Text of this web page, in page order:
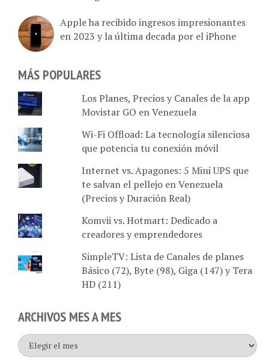
Apple ha recibido ingresos impresionantes
en 2023 y la última decada por el iPhone
MÁS POPULARES
Los Planes, Precios y Canales de la app
Movistar GO en Venezuela
Wi-Fi Offload: La tecnología silenciosa
que potencia tu conexión móvil
Internet vs. Apagones: 5 Mini UPS que
te salvan el pellejo en Venezuela
(Precios y Duración Real)
Komvii vs. Hotmart: Dedicado a
creadores y emprendedores
SimpleTV: Lista de Canales de planes
Básico (72), Byte (98), Giga (147) y Tera
HD (211)
ARCHIVOS MES A MES
Archivos
mes